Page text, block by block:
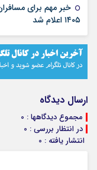
خبر مهم برای
۱۴۰۵ اعلام شد
ارسال دیدگاه
مجموع دیدگاهها : 0
در انتظار بررسی : 0
انتشار یافته : 0